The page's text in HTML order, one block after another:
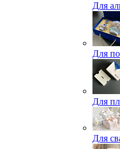
Для
Для
Для
Для